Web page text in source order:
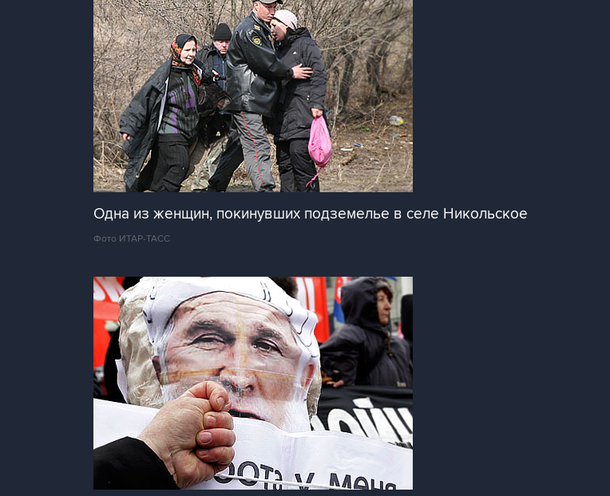
Одна из женщин, покинувших подземелье в селе Никольское
Фото ИТАР-ТАСС